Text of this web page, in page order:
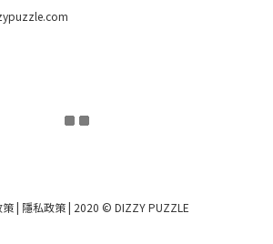
策| 隱私政策| 2020 © DIZZY PUZZLE